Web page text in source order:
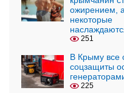
ожирением, а
некоторые
251
В Крыму все
соцзащиты
225